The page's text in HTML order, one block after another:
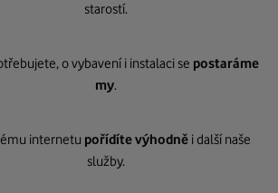
starostí.
o vybavení i instalaci se postaráme
my.
internetu pořídíte výhodně i další naše
služby.